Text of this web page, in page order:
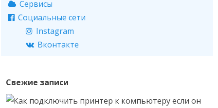
Сервисы
Социальные сети
Instagram
Вконтакте
Свежие записи